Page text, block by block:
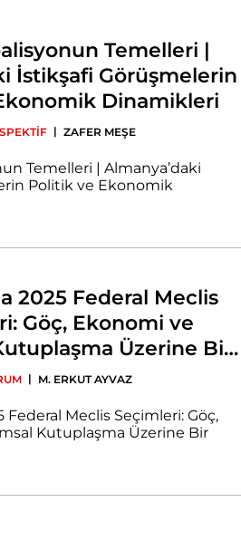
Temelleri |
İstikşafi Görüşmelerin
Dinamikleri
| ZAFER MEŞE
2025 Federal Meclis
Göç, Ekonomi ve
Üzerine Bir
| M. ERKUT AYVAZ